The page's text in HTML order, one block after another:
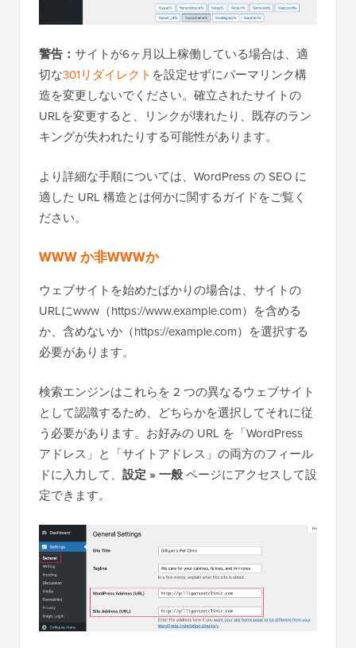
警告： サイトが6ヶ月以上稼働している場合は、適
切な301リダイレクト を設定せずにパーマリンク構
造を変更しないでください。確立されたサイトの
URLを変更すると、リンクが壊れたり、既存のラン
キングが失われたりする可能性があります。
より詳細な手順については、WordPress の SEO に
適した URL 構造とは何かに関するガイドをご覧く
ださい。
WWW か非WWWか
ウェブサイトを始めたばかりの場合は、サイトの
URLにwww（https://www.example.com）を含める
か、含めないか（https://example.com）を選択する
必要があります。
検索エンジンはこれらを 2 つの異なるウェブサイト
として認識するため、どちらかを選択してそれに従
う必要があります。お好みの URL を「WordPress
アドレス」と「サイトアドレス」の両方のフィール
ドに入力して、 設定 » 一般ページにアクセスして設
定できます。